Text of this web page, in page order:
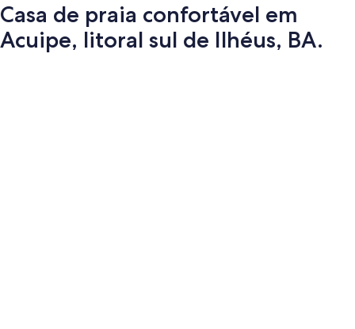
Casa de praia confortável em
Acuipe, litoral sul de Ilhéus, BA.